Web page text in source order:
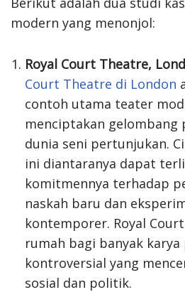
modern yang menonjol:
Royal Court Theatre,
Court Theatre di London
contoh utama teater
menciptakan gelombang
dunia seni pertunjukan.
ini diantaranya dapat
komitmennya terhadap
naskah baru dan
kontemporer. Royal
rumah bagi banyak
kontroversial yang
sosial dan politik.